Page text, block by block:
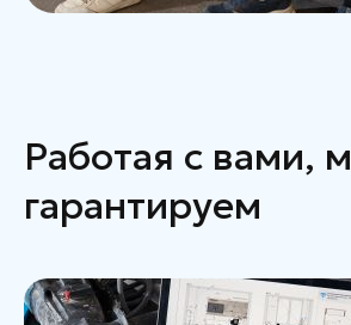
Работая с вами,
гарантируем